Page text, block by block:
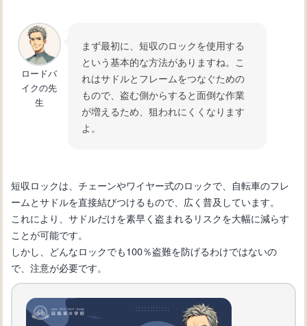
自転車初心者必見！変速機の仕組みと
使い方を徹底解説
ロードバ
イクの先
生
まず最初に、短収のロックを使用する
という基本的な方法がありますね。こ
れはサドルとフレームをつなぐための
もので、盗む側からすると面倒な作業
が増えるため、狙われにくくなります
よ。
短収ロックは、チェーンやワイヤー式のロックで、自転車のフレ
ームとサドルを直接結びつけるもので、広く普及しています。
これにより、サドルだけを素早く盗まれるリスクを大幅に減らす
ことが可能です。
しかし、どんなロックでも100％盗難を防げるわけではないの
で、注意が必要です。